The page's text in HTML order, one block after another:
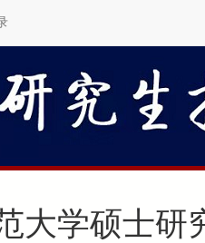
大学硕士研